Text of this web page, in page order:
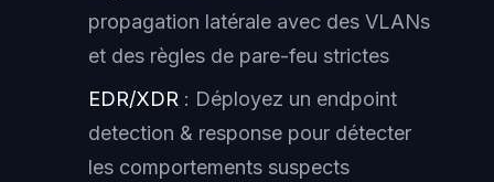
propagation latérale avec des VLANs
et des règles de pare-feu strictes
EDR/XDR : Déployez un endpoint
detection & response pour détecter
les comportements suspects